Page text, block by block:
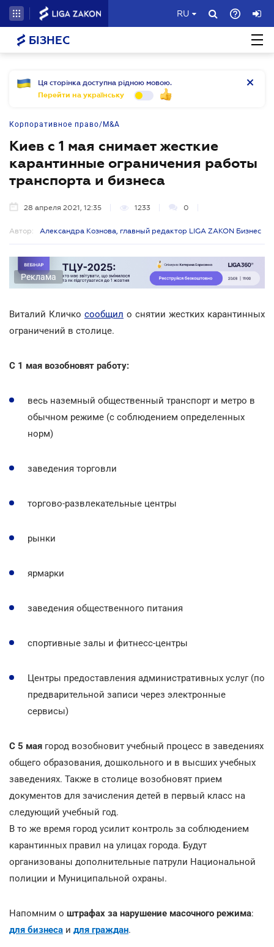
RU
БІЗНЕС
Ця сторінка доступна рідною мовою.
Перейти на українську
Корпоративное право/M&A
Киев с 1 мая снимает жесткие
карантинные ограничения работы
транспорта и бизнеса
28 апреля 2021, 12:35 1233 0
Автор: Александра Кознова, главный редактор LIGA ZAKON Бизнес
Реклама
Виталий Кличко сообщил о снятии жестких карантинных
ограничений в столице.
С 1 мая возобновят работу:
весь наземный общественный транспорт и метро в
обычном режиме (с соблюдением определенных
норм)
заведения торговли
торгово-развлекательные центры
рынки
ярмарки
заведения общественного питания
спортивные залы и фитнесс-центры
Центры предоставления административных услуг (по
предварительной записи через электронные
сервисы)
С 5 мая город возобновит учебный процесс в заведениях
общего образования, дошкольного и в высших учебных
заведениях. Также в столице возобновят прием
документов для зачисления детей в первый класс на
следующий учебный год.
В то же время город усилит контроль за соблюдением
карантинных правил на улицах города. Будут
организованы дополнительные патрули Национальной
полиции и Муниципальной охраны.
Напомним о штрафах за нарушение масочного режима:
для бизнеса и для граждан.